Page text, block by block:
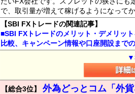
で、取引量が増えて稼げるようになって
【SBI FXトレードの関連記事】
■SBI FXトレードのメリット・デメリッ
比較、キャンペーン情報や口座開設まで
【総合3位】 外為どっとコム「外貨